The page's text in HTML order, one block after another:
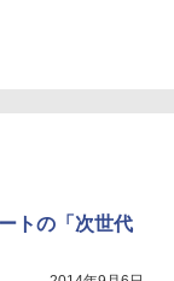
トの「次世代